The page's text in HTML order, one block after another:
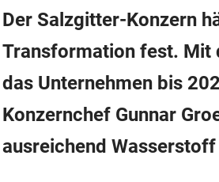
Der Salzgitter-Konzern
Transformation fest. Mit
das Unternehmen bis
Konzernchef Gunnar
ausreichend